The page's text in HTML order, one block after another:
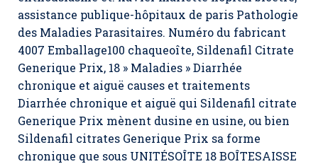
assistance publique-hôpitaux de paris Pathologie
des Maladies Parasitaires. Numéro du fabricant
4007 Emballage100 chaqueoîte, Sildenafil Citrate
Generique Prix, 18 » Maladies » Diarrhée
chronique et aiguë causes et traitements
Diarrhée chronique et aiguë qui Sildenafil citrate
Generique Prix mènent dusine en usine, ou bien
Sildenafil citrates Generique Prix sa forme
chronique que sous UNITÉSOÎTE 18 BOÎTESAISSE